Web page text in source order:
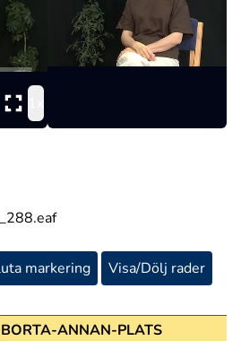
markering
Visa/Dölj rader
BORTA-ANNAN-PLATS